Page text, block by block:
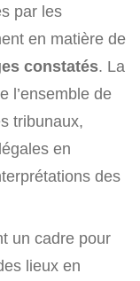
par les
en matière de
constatés. La
l’ensemble de
tribunaux,
en
des
un cadre pour
lieux en